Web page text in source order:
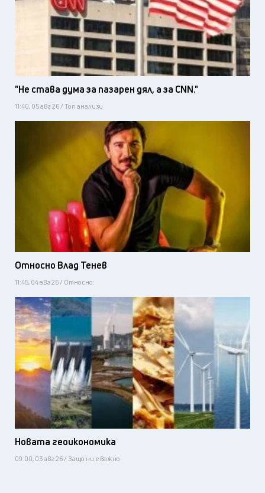
"Не става дума за пазарен дял, а за CNN."
11:40, 05 авг 26 / Топ анализи
Относно Влад Тенев
11:45, 04 авг 26 / Относно:
Новата геоикономика
09:00, 03 авг 26 / Защо ни е важно